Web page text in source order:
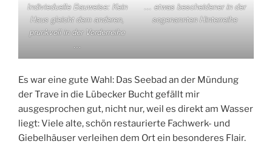
Indivieduelle Bauweise: Kein
Haus gleicht dem anderen,
prunkvoll in der Vorderreihe
…
… etwas bescheidener in der
sogenannten Hinterreihe
Es war eine gute Wahl: Das Seebad an der Mündung
der Trave in die Lübecker Bucht gefällt mir
ausgesprochen gut, nicht nur, weil es direkt am Wasser
liegt: Viele alte, schön restaurierte Fachwerk- und
Giebelhäuser verleihen dem Ort ein besonderes Flair.